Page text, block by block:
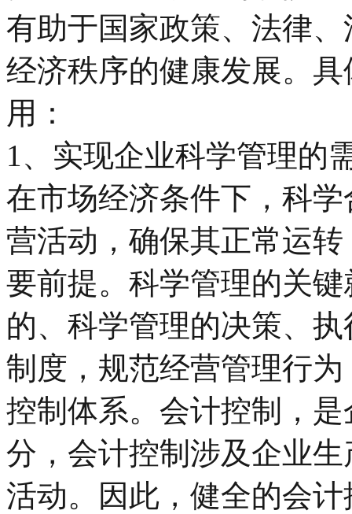
有助于国家政策、法律
经济秩序的健康发展。
用：
1、实现企业科学管理的
在市场经济条件下，科
营活动，确保其正常运
要前提。科学管理的关
的、科学管理的决策、
制度，规范经营管理行
控制体系。会计控制，
分，会计控制涉及企业
活动。因此，健全的会